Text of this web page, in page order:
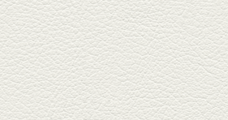
きびなごの塩焼き＆黒豚
しゃぶしゃぶ
春の[熊本屋台村]で昼飲みの刻。
[かごっま屋台 黒で乾杯]で「銀...
2025年3月21日放送
薩摩赤鶏のころころ焼き